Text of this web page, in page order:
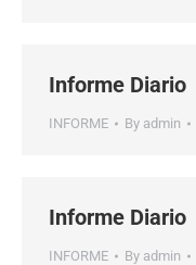
Informe Diario
INFORME By admin
Informe Diario
INFORME By admin